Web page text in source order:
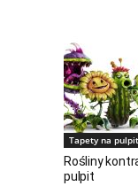
Tapety na pulpit
Rośliny
pulpit